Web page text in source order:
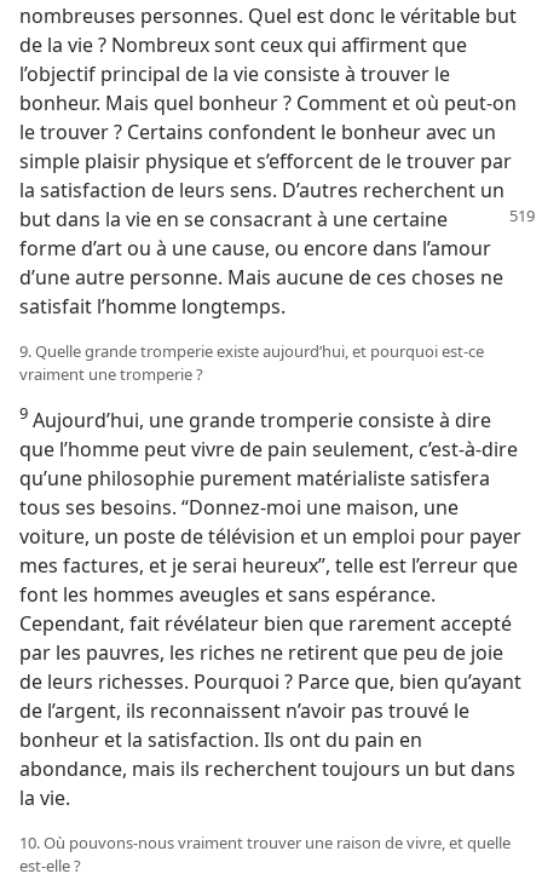
nombreuses personnes. Quel est donc le véritable but
de la vie ? Nombreux sont ceux qui affirment que
l’objectif principal de la vie consiste à trouver le
bonheur. Mais quel bonheur ? Comment et où peut-​on
le trouver ? Certains confondent le bonheur avec un
simple plaisir physique et s’efforcent de le trouver par
la satisfaction de leurs sens. D’autres recherchent un
but dans la vie en se consacrant à une certaine
forme d’art ou à une cause, ou encore dans l’amour
d’une autre personne. Mais aucune de ces choses ne
satisfait l’homme longtemps.
9. Quelle grande tromperie existe aujourd’hui, et pourquoi est-​ce
vraiment une tromperie ?
9 Aujourd’hui, une grande tromperie consiste à dire
que l’homme peut vivre de pain seulement, c’est-à-dire
qu’une philosophie purement matérialiste satisfera
tous ses besoins. “Donnez-​moi une maison, une
voiture, un poste de télévision et un emploi pour payer
mes factures, et je serai heureux”, telle est l’erreur que
font les hommes aveugles et sans espérance.
Cependant, fait révélateur bien que rarement accepté
par les pauvres, les riches ne retirent que peu de joie
de leurs richesses. Pourquoi ? Parce que, bien qu’ayant
de l’argent, ils reconnaissent n’avoir pas trouvé le
bonheur et la satisfaction. Ils ont du pain en
abondance, mais ils recherchent toujours un but dans
la vie.
10. Où pouvons-​nous vraiment trouver une raison de vivre, et quelle
est-​elle ?